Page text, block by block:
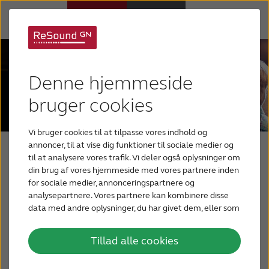
Denne hjemmeside
bruger cookies
Vi bruger cookies til at tilpasse vores indhold og
annoncer, til at vise dig funktioner til sociale medier og
til at analysere vores trafik. Vi deler også oplysninger om
din brug af vores hjemmeside med vores partnere inden
for sociale medier, annonceringspartnere og
analysepartnere. Vores partnere kan kombinere disse
data med andre oplysninger, du har givet dem, eller som
Tillad alle cookies
Høretab
Support
Om os
Blog
BLIV TESTPERSON
Din blog om hørelse
En blog for mennesker, der har, eller som har
mistanke om, et høretab. Og for deres
for bedre at forstå deres kære med nedsat
hørelse.